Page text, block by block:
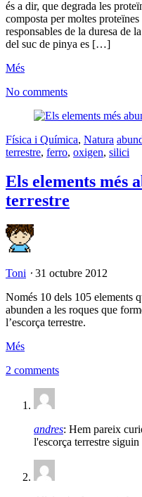
és a dir, que degrada les
composta per moltes
responsables de la duresa de
del suc de pinya es […]
Més
No comments
Física i Química, Natura
terrestre, ferro, oxigen, silici
Els elements més
terrestre
Toni ⋅ 31 octubre 2012
Només 10 dels 105 elements
abunden a les roques que
l’escorça terrestre.
Més
2 comments
andres: Hem pareix
l'escorça terrestre